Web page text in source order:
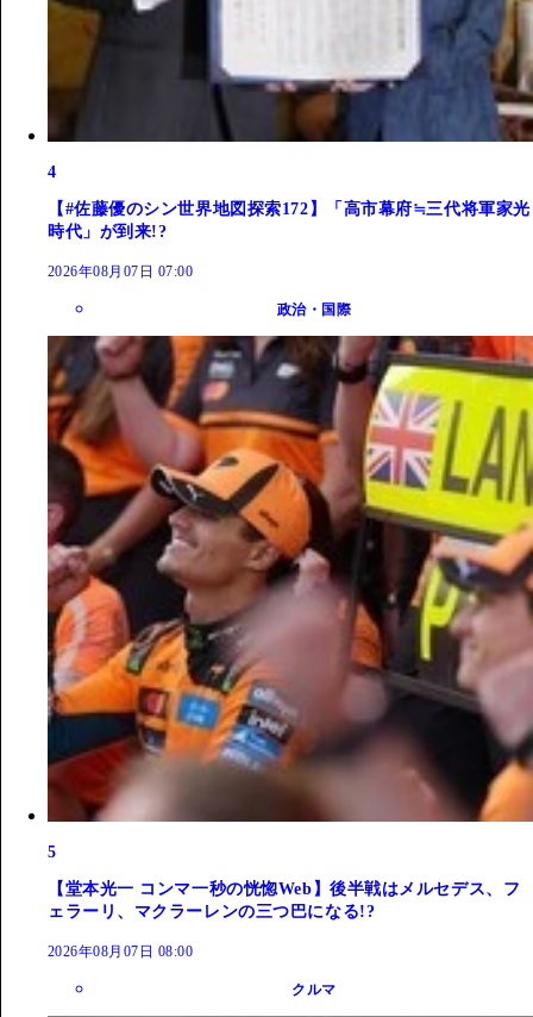
4
【#佐藤優のシン世界地図探索172】「高市幕府≒三代将軍家光
時代」が到来!?
2026年08月07日 07:00
政治・国際
5
【堂本光一 コンマ一秒の恍惚Web】後半戦はメルセデス、フ
ェラーリ、マクラーレンの三つ巴になる!?
2026年08月07日 08:00
クルマ